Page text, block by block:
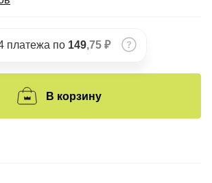
платежа по 149,75 ₽
В корзину
Остались вопросы?
8 800 302-02-51